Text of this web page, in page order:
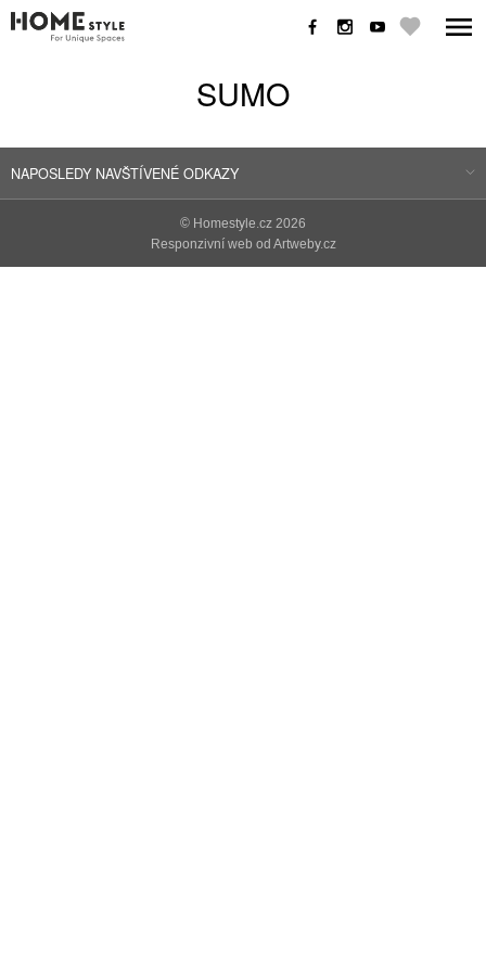
SUMO
NAPOSLEDY NAVŠTÍVENÉ ODKAZY
© Homestyle.cz 2026
Responzivní web od Artweby.cz